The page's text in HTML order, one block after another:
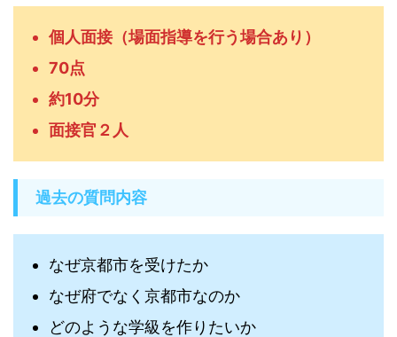
個人面接（場面指導を行う場合あり）
70点
約10分
面接官２人
過去の質問内容
なぜ京都市を受けたか
なぜ府でなく京都市なのか
どのような学級を作りたいか